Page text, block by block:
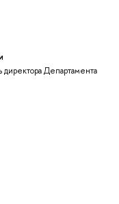
директора Департамента